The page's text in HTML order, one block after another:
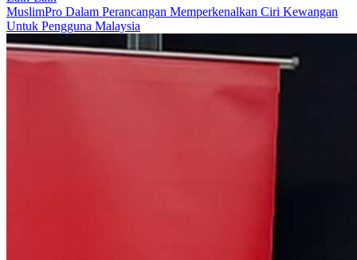
MuslimPro Dalam Perancangan Memperkenalkan Ciri Kewangan
Untuk Pengguna Malaysia